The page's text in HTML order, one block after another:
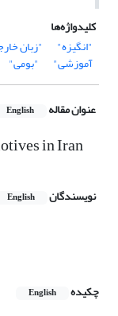
کلیدواژه‌ها
"انگیزه"
"زبان
آموزشی" "بومی"
عنوان مقاله English
in Iran
نویسندگان English
چکیده
English